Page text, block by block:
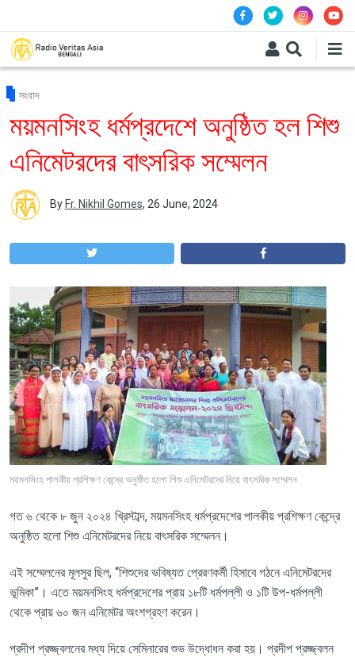
সংবাদ
ময়মনসিংহ ধর্মপ্রদেশে অনুষ্ঠিত হল শিশু
এনিমেটরদের বাৎসরিক সম্মেলন
By Fr. Nikhil Gomes, 26 June, 2024
ময়মনসিংহ পালকীয় প্রশিক্ষণ কেন্দ্রে অনুষ্ঠিত হলো শিশু এনিমেটরদের নিয়ে বাৎসরিক সম্মেলন
গত ৬ থেকে ৮ জুন ২০২৪ খ্রিস্টাব্দ, ময়মনসিংহ ধর্মপ্রদেশের পালকীয় প্রশিক্ষণ কেন্দ্রে
অনুষ্ঠিত হলো শিশু এনিমেটরদের নিয়ে বাৎসরিক সম্মেলন।
এই সম্মেলনের মূলসুর ছিল, “শিশুদের ভবিষ্যত প্রেরণকর্মী হিসাবে গঠনে এনিমেটরদের
ভূমিকা”। এতে ময়মনসিংহ ধর্মপ্রদেশের প্রায় ১৮টি ধর্মপল্লী ও ১টি উপ-ধর্মপল্লী
থেকে প্রায় ৬০ জন এনিমেটর অংশগ্রহণ করেন।
প্রদীপ প্রজ্জ্বলনের মধ্য দিয়ে সেমিনারের শুভ উদ্ধোধন করা হয়। প্রদীপ প্রজ্জ্বলন